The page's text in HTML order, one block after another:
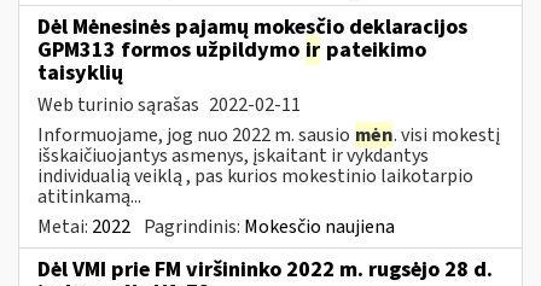
Dėl Mėnesinės pajamų mokesčio deklaracijos
GPM313 formos užpildymo ir pateikimo
taisyklių
Web turinio sąrašas 2022-02-11
Informuojame, jog nuo 2022 m. sausio mėn. visi mokestį
išskaičiuojantys asmenys, įskaitant ir vykdantys
individualią veiklą , pas kurios mokestinio laikotarpio
atitinkamą...
Metai: 2022 Pagrindinis: Mokesčio naujiena
Dėl VMI prie FM viršininko 2022 m. rugsėjo 28 d.